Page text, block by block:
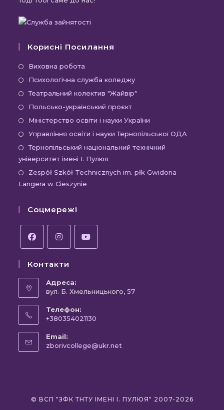
Корисні Посилання
Виховна робота
в
новій
вкладці
Психологічна служба коледжуВідкриється
в
вкладці
Театральний колектив "Жайвір"
новій
вкладці
Польсько-український проєктВідкриється
в
новій
вкладці
Міністерство освіти і науки України
в
новій
Управління освіти і науки Тернопільської ОДА
Тернопільський національний технічний
університет імені І. Пулюя
Zespół Szkół Technicznych im. płk Gwidona
Langera w Cieszynie
Соцмережі
в
новій
вкладці
в
новій
вкладці
новій
вкладці
Контакти
Адреса:
вул. Б. Хмельницького, 57
Телефон:
+380354021130
у
Email:
zborivcollege@ukr.net
© ВСП "ЗФК ТНТУ ІМЕНІ І. ПУЛЮЯ" 2007-2026